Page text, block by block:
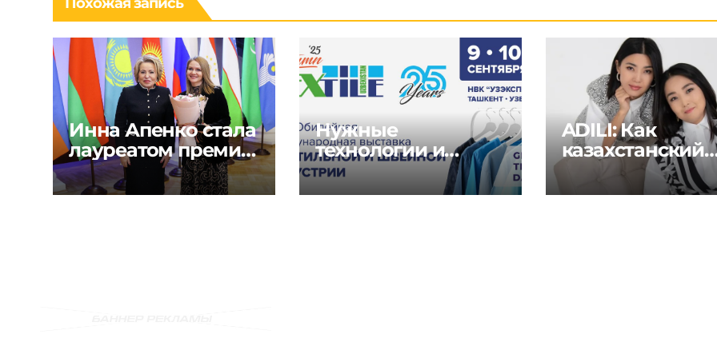
Инна Апенко стала
лауреатом премии
«Содружество
моды» в России
Нужные
технологии и
решения для
текстильной и
ADILI: Как
казахстанский
бренд
традиции и